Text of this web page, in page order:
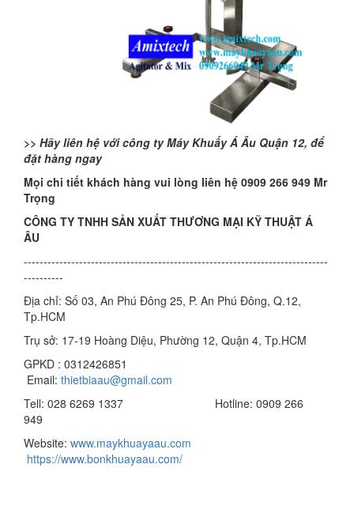
>> Hãy liên hệ với công ty Máy Khuấy Á Âu Quận 12, để
đặt hàng ngay
Mọi chi tiết khách hàng vui lòng liên hệ 0909 266 949 Mr
Trọng
CÔNG TY TNHH SẢN XUẤT THƯƠNG MẠI KỸ THUẬT Á
ÂU
-----------------------------------------------------------------------------
----------
Địa chỉ: Số 03, An Phú Đông 25, P. An Phú Đông, Q.12,
Tp.HCM
Trụ sở: 17-19 Hoàng Diệu, Phường 12, Quận 4, Tp.HCM
GPKD : 0312426851
Email: thietbiaau@gmail.com
Tell: 028 6269 1337 Hotline: 0909 266
949
Website: www.maykhuayaau.com
https://www.bonkhuayaau.com/